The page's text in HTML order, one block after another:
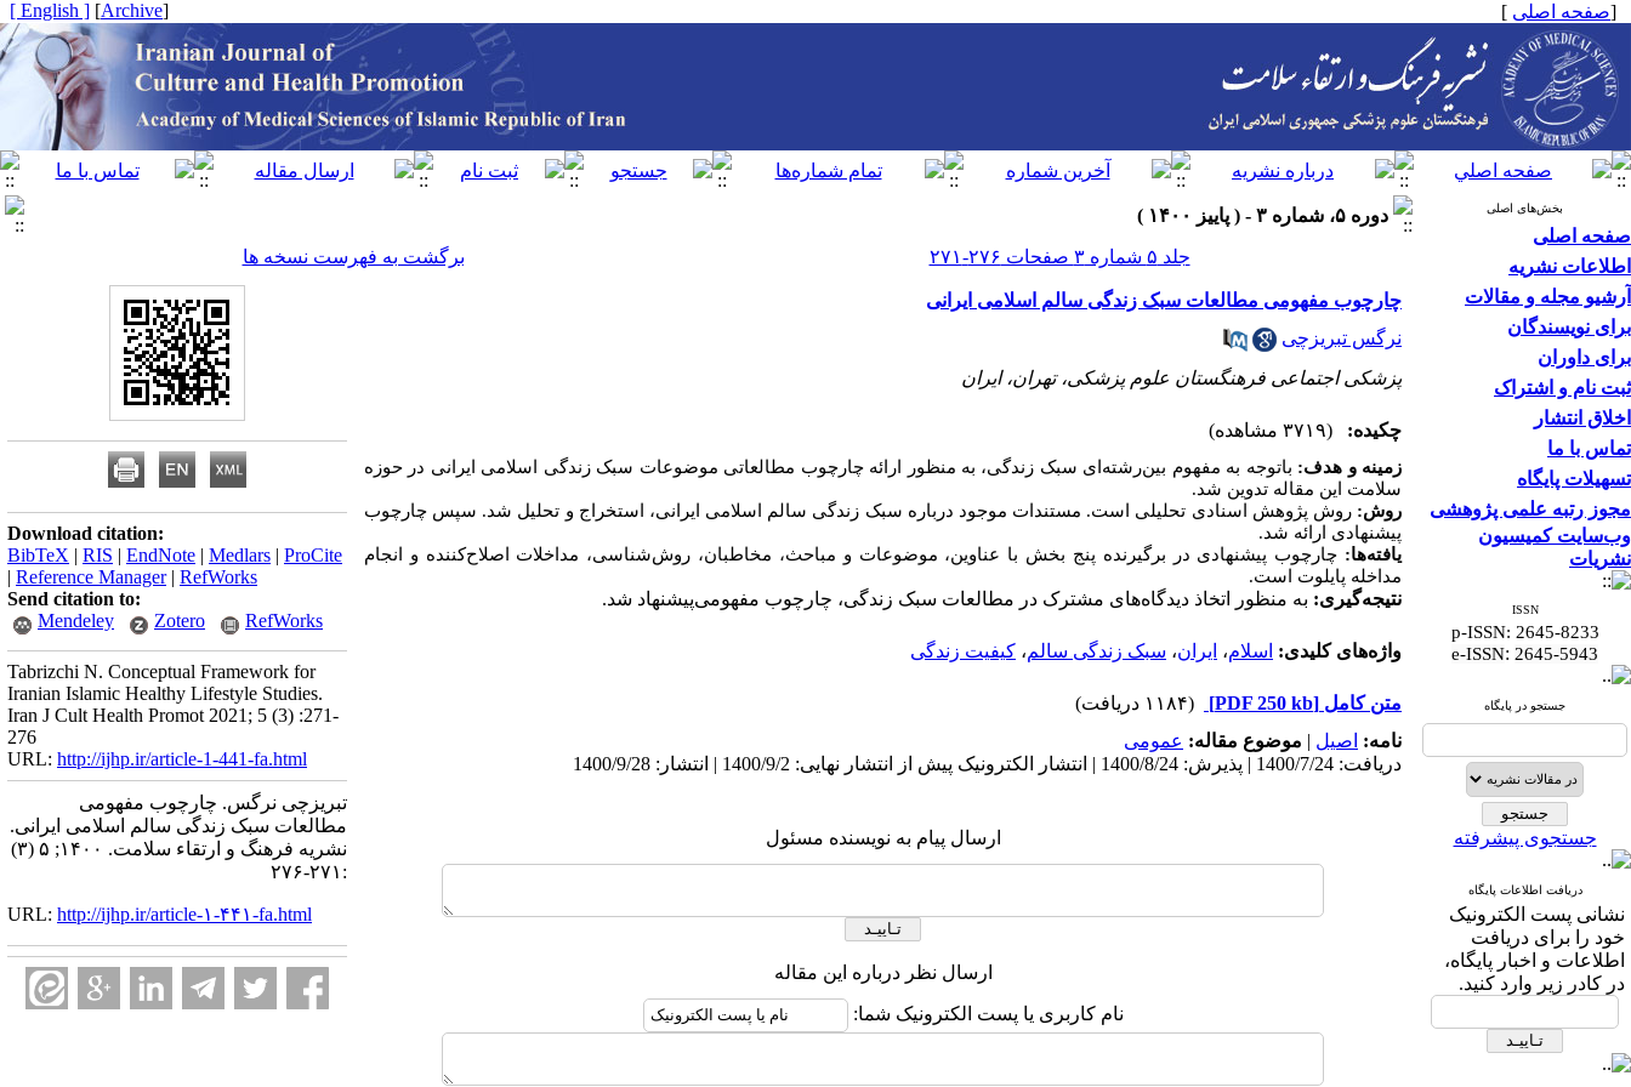
[صفحه اصلی ]
[
Archive
]
[ English ]
بخش‌های اصلی
صفحه اصلی
اطلاعات نشریه
آرشیو مجله و مقالات
برای نویسندگان
برای داوران
ثبت نام و اشتراک
اخلاق انتشار
تماس با ما
تسهیلات پایگاه
مجوز رتبه علمی پژوهشی
وب‌سایت کمیسیون
نشریات
ISSN
p-ISSN: 2645-8233
e-ISSN: 2645-5943
جستجو در پایگاه
جستجوی پیشرفته
دریافت اطلاعات پایگاه
نشانی پست الکترونیک
خود را برای دریافت
اطلاعات و اخبار پایگاه،
در کادر زیر وارد کنید.
دوره ۵، شماره ۳ - ( پاييز ۱۴۰۰ )
جلد ۵ شماره ۳ صفحات ۲۷۶-۲۷۱
برگشت به فهرست نسخه ها
چارچوب مفهومی‌ مطالعات سبک زندگی سالم اسلامی‌ ایرانی
نرگس تبریزچی
پزشکی اجتماعی فرهنگستان علوم پزشکی، تهران، ایران
چکیده: (۳۷۱۹ مشاهده)
زمینه و هدف: باتوجه به مفهوم بین‌رشته‌ای سبک زندگی، به منظور ارائه چارچوب مطالعاتی موضوعات سبک زندگی اسلامی ‌ایرانی در حوزه
سلامت این مقاله تدوین شد.
روش: روش پژوهش اسنادی تحلیلی است. مستندات موجود درباره سبک زندگی سالم اسلامی ایرانی، استخراج و تحلیل شد. سپس چارچوب
پیشنهادی ارائه شد.
یافته‌ها: چارچوب پیشنهادی در برگیرنده پنج بخش با عناوین، موضوعات و مباحث، مخاطبان، روش‌شناسی، مداخلات اصلاح‌کننده و انجام
مداخله پایلوت است.
نتیجه‌گیری: به منظور اتخاذ دیدگاه‌های مشترک در مطالعات سبک زندگی، چارچوب مفهومی‌پیشنهاد شد.
واژه‌های کلیدی: اسلام، ایران، سبک زندگی سالم، کیفیت زندگی
متن کامل [PDF 250 kb]
(۱۱۸۴ دریافت)
نامه: اصيل | موضوع مقاله: عمومى
دریافت: 1400/7/24 | پذیرش: 1400/8/24 | انتشار الکترونیک پیش از انتشار نهایی: 1400/9/2 | انتشار: 1400/9/28
ارسال پیام به نویسنده مسئول
ارسال نظر درباره این مقاله
نام کاربری یا پست الکترونیک شما:
Download citation:
BibTeX | RIS | EndNote | Medlars | ProCite
| Reference Manager| RefWorks
Send citation to:
Mendeley
Zotero RefWorks
Tabrizchi N. Conceptual Framework for
Iranian Islamic Healthy Lifestyle Studies.
Iran J Cult Health Promot 2021; 5 (3) :271-
276
URL: http://ijhp.ir/article-1-441-fa.html
تبریزچی نرگس. چارچوب مفهومی‌
مطالعات سبک زندگی سالم اسلامی‌ ایرانی.
نشريه فرهنگ و ارتقاء سلامت. ۱۴۰۰; ۵ (۳)
:۲۷۱-۲۷۶
URL: http://ijhp.ir/article-۱-۴۴۱-fa.html